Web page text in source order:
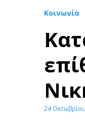
Κοινωνία
24